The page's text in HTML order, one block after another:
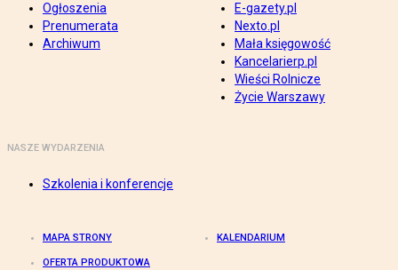
Ogłoszenia
Prenumerata
Archiwum
E-gazety.pl
Nexto.pl
Mała księgowość
Kancelarierp.pl
Wieści Rolnicze
Życie Warszawy
NASZE WYDARZENIA
Szkolenia i konferencje
MAPA STRONY KALENDARIUM
OFERTA PRODUKTOWA